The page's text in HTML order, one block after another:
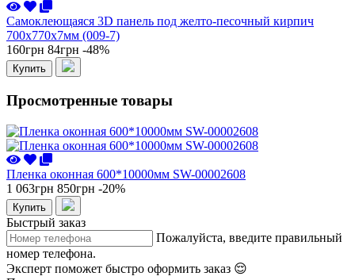
Самоклеющаяся 3D панель под желто-песочный кирпич
700x770x7мм (009-7)
160грн 84грн -48%
Купить
Просмотренные товары
Пленка оконная 600*10000мм SW-00002608
1 063грн 850грн -20%
Купить
Быстрый заказ
Пожалуйста, введите правильный
номер телефона.
Эксперт поможет быстро оформить заказ 😌